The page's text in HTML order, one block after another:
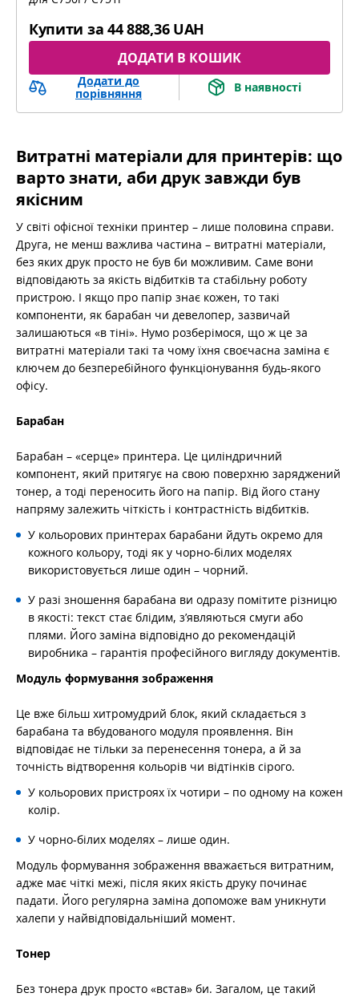
Купити за 44 888,36 UAH
ДОДАТИ В КОШИК
Додати до
порівняння
В наявності
Витратні матеріали для принтерів: що
варто знати, аби друк завжди був
якісним
У світі офісної техніки принтер – лише половина справи.
Друга, не менш важлива частина – витратні матеріали,
без яких друк просто не був би можливим. Саме вони
відповідають за якість відбитків та стабільну роботу
пристрою. І якщо про папір знає кожен, то такі
компоненти, як барабан чи девелопер, зазвичай
залишаються «в тіні». Нумо розберімося, що ж це за
витратні матеріали такі та чому їхня своєчасна заміна є
ключем до безперебійного функціонування будь-якого
офісу.
Барабан
Барабан – «серце» принтера. Це циліндричний
компонент, який притягує на свою поверхню заряджений
тонер, а тоді переносить його на папір. Від його стану
напряму залежить чіткість і контрастність відбитків.
У кольорових принтерах барабани йдуть окремо для
кожного кольору, тоді як у чорно-білих моделях
використовується лише один – чорний.
У разі зношення барабана ви одразу помітите різницю
в якості: текст стає блідим, з’являються смуги або
плями. Його заміна відповідно до рекомендацій
виробника – гарантія професійного вигляду документів.
Модуль формування зображення
Це вже більш хитромудрий блок, який складається з
барабана та вбудованого модуля проявлення. Він
відповідає не тільки за перенесення тонера, а й за
точність відтворення кольорів чи відтінків сірого.
У кольорових пристроях їх чотири – по одному на кожен
колір.
У чорно-білих моделях – лише один.
Модуль формування зображення вважається витратним,
адже має чіткі межі, після яких якість друку починає
падати. Його регулярна заміна допоможе вам уникнути
халепи у найвідповідальніший момент.
Тонер
Без тонера друк просто «встав» би. Загалом, це такий